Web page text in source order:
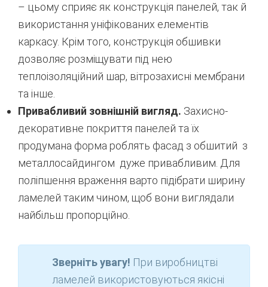
– цьому сприяє як конструкція панелей, так й
використання уніфікованих елементів
каркасу. Крім того, конструкція обшивки
дозволяє розміщувати під нею
теплоізоляційний шар, вітрозахисні мембрани
та інше.
Привабливий зовнішній вигляд. Захисно-
декоративне покриття панелей та їх
продумана форма роблять фасад з обшитий з
металлосайдингом дуже привабливим. Для
поліпшення враження варто підібрати ширину
ламелей таким чином, щоб вони виглядали
найбільш пропорційно.
Зверніть увагу! При виробництві
ламелей використовуються якісні